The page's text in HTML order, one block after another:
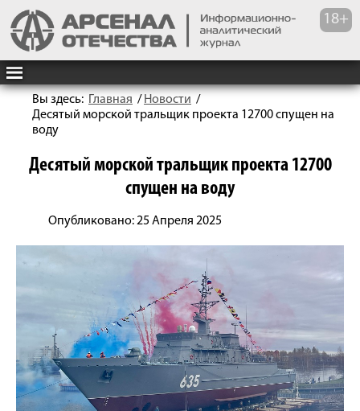
Вы здесь: Главная / Новости /
Десятый морской тральщик проекта 12700 спущен на
воду
Десятый морской тральщик проекта 12700
спущен на воду
Опубликовано: 25 Апреля 2025